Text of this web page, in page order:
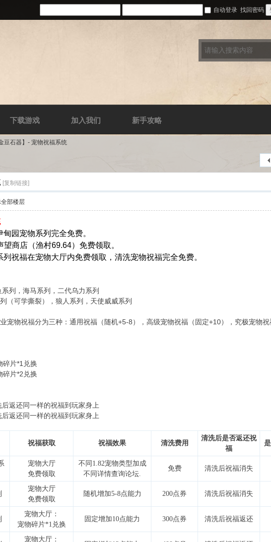
自动登录 找回密码
下载游戏 加入我们 新手攻略
金豆石器】- 宠物祝福系统
[复制链接]
全部楼层
园宠物系列完全免费。
商店（渔村69.64）免费领取。
祝福在宠物大厅内免费领取，清洗宠物祝福完全免费。
列，海马系列，二代乌力系列
（可学撕裂），狼人系列，天使威威系列
宠物祝福分为三种：通用祝福（随机+5-8），高级宠物祝福（固定+10），究极宠物祝
碎片*1兑换
碎片*2兑换
返还同一样的祝福到玩家身上
返还同一样的祝福到玩家身上
祝福获取 祝福效果 清洗费用
清洗后是否返还祝
福
宠物大厅
免费领取
不同1.82宠物类型加成
不同详情查询论坛.
免费 清洗后祝福消失
宠物大厅
免费领取
随机增加5-8点能力 200点券 清洗后祝福消失
宠物大厅：
宠物碎片*1兑换
固定增加10点能力 300点券 清洗后祝福返还
宠物大厅：